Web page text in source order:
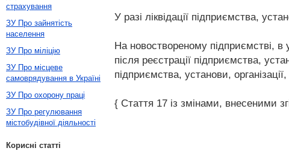
У разі ліквідації підприємства,
На новоствореному підприємстві, в
після реєстрації підприємства,
підприємства, установи,
{ Стаття 17 із змінами, внесеними
страхування
ЗУ Про зайнятість
населення
ЗУ Про міліцію
ЗУ Про місцеве
самоврядування в Україні
ЗУ Про охорону праці
ЗУ Про регулювання
містобудівної діяльності
Корисні статті